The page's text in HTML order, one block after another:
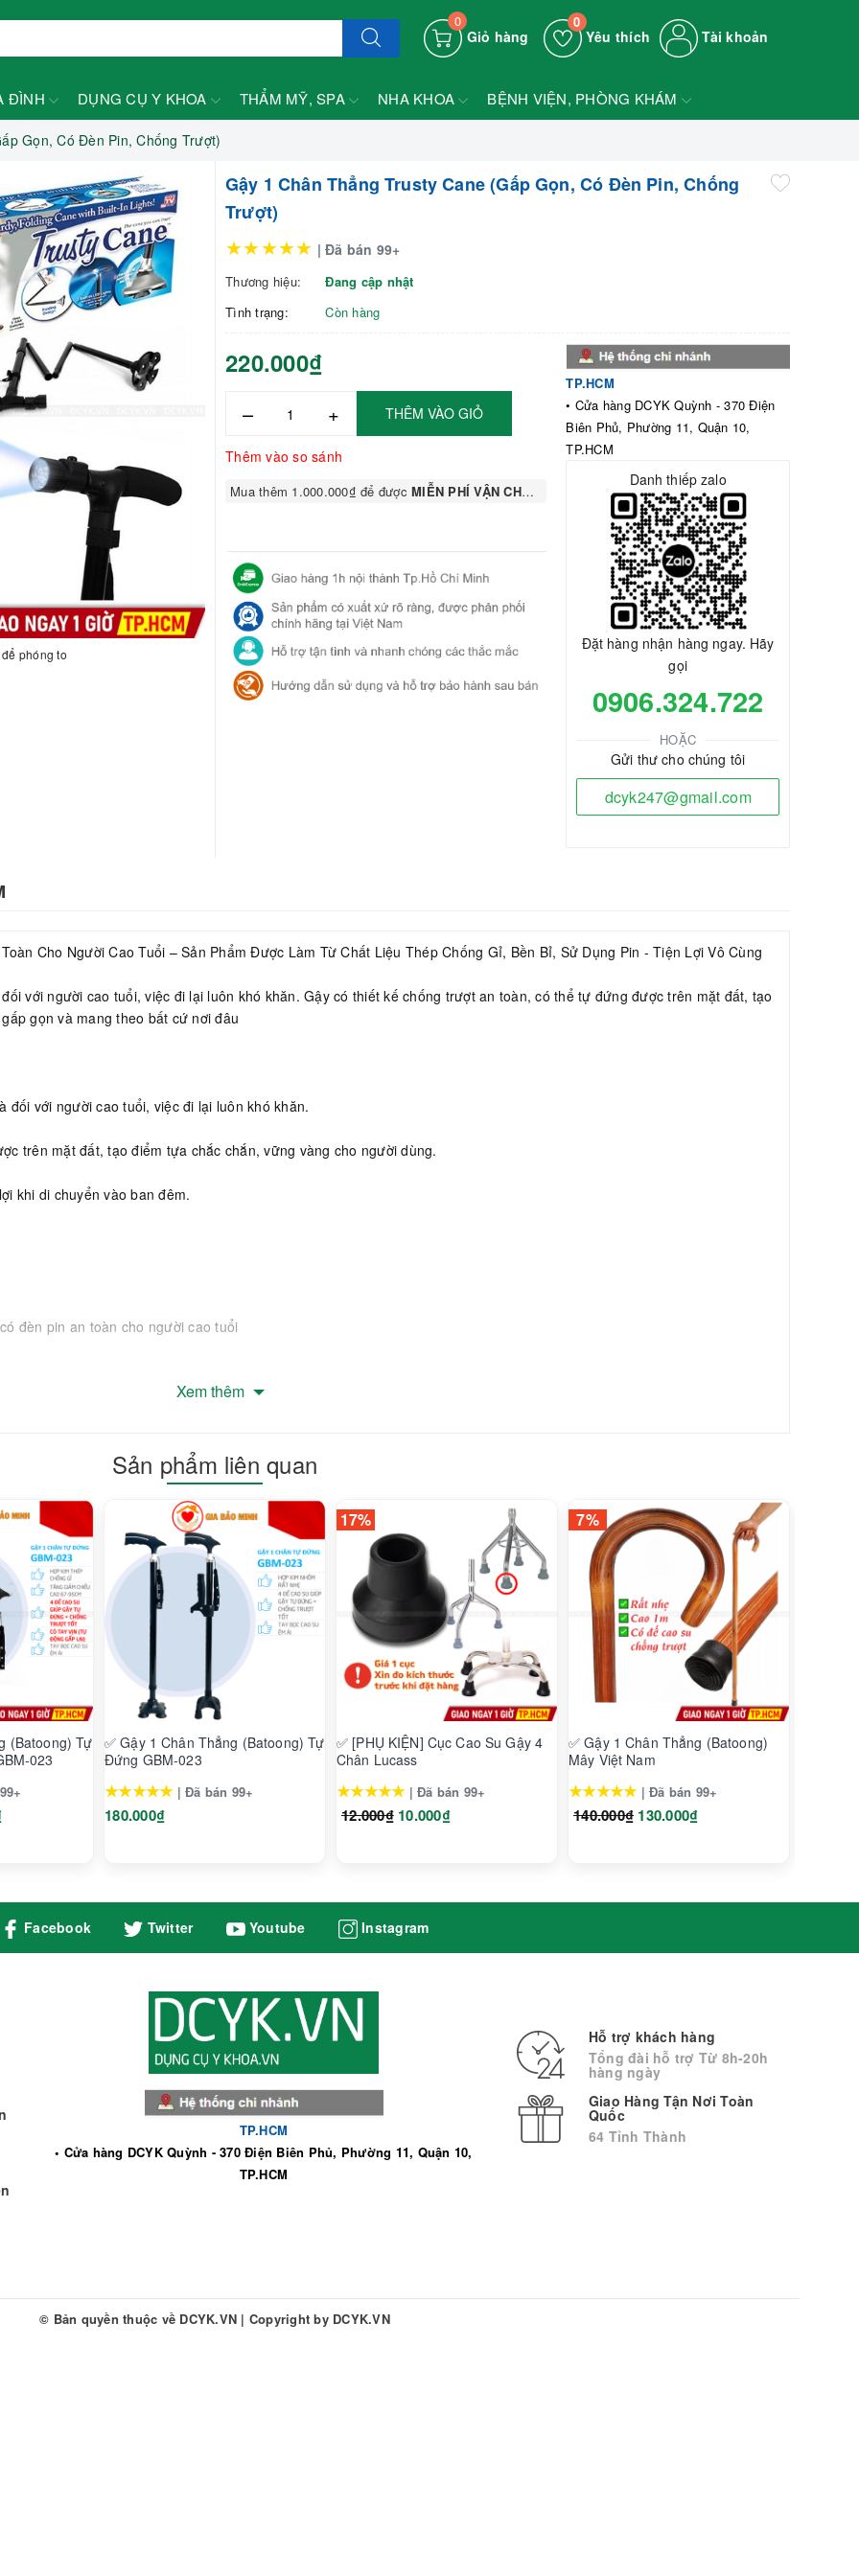
0
Giỏ hàng Yêu thích
0
Tài khoản
ĐÌNH DỤNG CỤ Y KHOA THẨM MỸ, SPA NHA KHOA BỆNH VIỆN, PHÒNG KHÁM
Gọn, Có Đèn Pin, Chống Trượt)
phóng to
Gậy 1 Chân Thẳng Trusty Cane (Gấp Gọn, Có Đèn Pin, Chống
Trượt)
★★★★★ | Đã bán 99+
Thương hiệu:
Đang cập nhật
Tình trạng:
Còn hàng
220.000₫
– + THÊM VÀO GIỎ
Thêm vào so sánh
Mua thêm 1.000.000₫ để được MIỄN PHÍ VẬN CHUYỂN
TP.HCM
• Cửa hàng DCYK Quỳnh - 370 Điện
Biên Phủ, Phường 11, Quận 10,
TP.HCM
Danh thiếp zalo
Đặt hàng nhận hàng ngay. Hãy
gọi
0906.324.722
HOẶC
Gửi thư cho chúng tôi
dcyk247@gmail.com
Cho Người Cao Tuổi – Sản Phẩm Được Làm Từ Chất Liệu Thép Chống Gỉ, Bền Bỉ, Sử Dụng Pin - Tiện Lợi Vô Cùng
với người cao tuổi, việc đi lại luôn khó khăn. Gậy có thiết kế chống trượt an toàn, có thể tự đứng được trên mặt đất, tạo
gọn và mang theo bất cứ nơi đâu
đối với người cao tuổi, việc đi lại luôn khó khăn.
trên mặt đất, tạo điểm tựa chắc chắn, vững vàng cho người dùng.
khi di chuyển vào ban đêm.
đèn pin an toàn cho người cao tuổi
(không kèm theo pin)
Thủ Đức, Thành phố Hồ Chí Minh
Xem thêm
Sản phẩm liên quan
(Batoong) Tự
023
✅ Gậy 1 Chân Thẳng (Batoong) Tự
Đứng GBM-023
★★★★★ | Đã bán 99+
180.000₫
17%
✅ [PHỤ KIỆN] Cục Cao Su Gậy 4
Chân Lucass
★★★★★ | Đã bán 99+
12.000₫ 10.000₫
7%
✅ Gậy 1 Chân Thẳng (Batoong)
Mây Việt Nam
★★★★★ | Đã bán 99+
140.000₫ 130.000₫
Facebook Twitter Youtube Instagram
TP.HCM
• Cửa hàng DCYK Quỳnh - 370 Điện Biên Phủ, Phường 11, Quận 10,
TP.HCM
Hỗ trợ khách hàng
Tổng đài hỗ trợ Từ 8h-20h
hàng ngày
Giao Hàng Tận Nơi Toàn
Quốc
64 Tỉnh Thành
© Bản quyền thuộc về DCYK.VN | Copyright by DCYK.VN